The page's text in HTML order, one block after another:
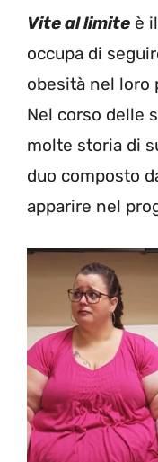
Vite al limite è
occupa di
obesità nel loro
Nel corso delle
molte storia di
duo composto
apparire nel